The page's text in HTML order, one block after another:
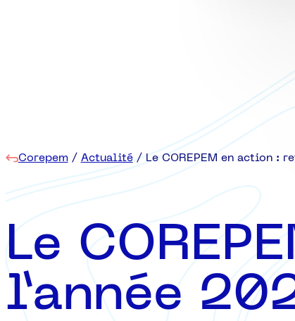
Corepem/ Actualité/Le COREPEM en action :
Le
l’année